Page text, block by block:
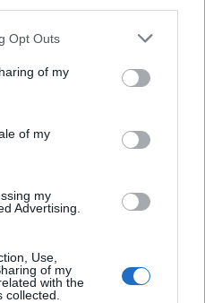
uses one or more Google
behaviour. You may click to
and its third-party tags to
purposes in below Google
Opt Outs
of my
of my
my
Advertising.
Use,
of my
with the
de ideje volt
összeütni. A polcon
házi ...